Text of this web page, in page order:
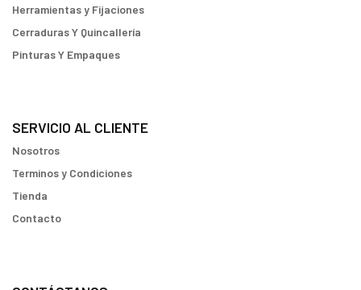
Herramientas y Fijaciones
Cerraduras Y Quincallería
Pinturas Y Empaques
SERVICIO AL CLIENTE
Nosotros
Terminos y Condiciones
Tienda
Contacto